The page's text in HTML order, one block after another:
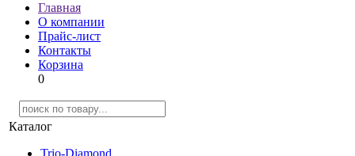
Главная
О компании
Прайс-лист
Контакты
Корзина
0
Каталог
Trio-Diamond